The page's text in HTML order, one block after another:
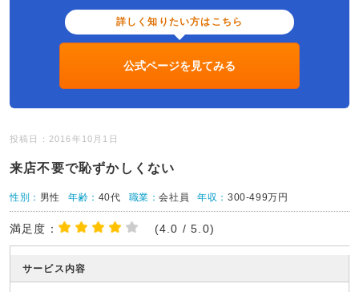
詳しく知りたい方はこちら
公式ページを見てみる
投稿日：2016年10月1日
来店不要で恥ずかしくない
性別： 男性 年齢： 40代 職業：会社員 年収：300-499万円
満足度： (4.0 / 5.0)
サービス内容